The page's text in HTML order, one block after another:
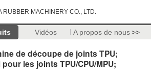
RUBBER MACHINERY CO., LTD.
Vidéos A propos de nous>>
de découpe de joints TPU;
les joints TPU/CPU/MPU;